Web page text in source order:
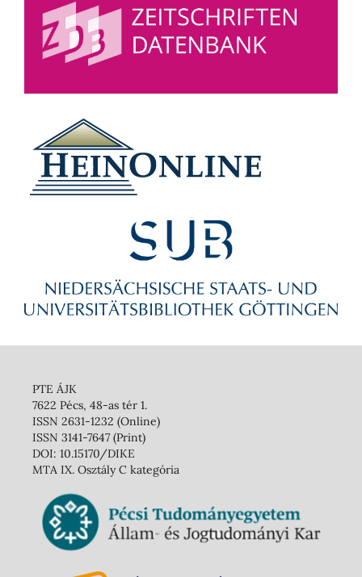
PTE ÁJK
7622 Pécs, 48-as tér 1.
ISSN 2631-1232 (Online)
ISSN 3141-7647 (Print)
DOI: 10.15170/DIKE
MTA IX. Osztály C kategória